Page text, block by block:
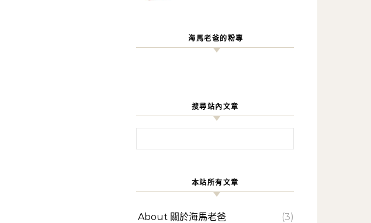
海馬老爸的粉專
搜尋站內文章
本站所有文章
About 關於海馬老爸 (3)